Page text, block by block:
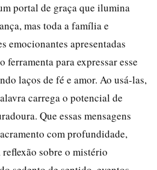
portal de graça que ilumina
mas toda a família e
emocionantes apresentadas
ferramenta para expressar esse
laços de fé e amor. Ao usá-las,
carrega o potencial de
Que essas mensagens
com profundidade,
sobre o mistério